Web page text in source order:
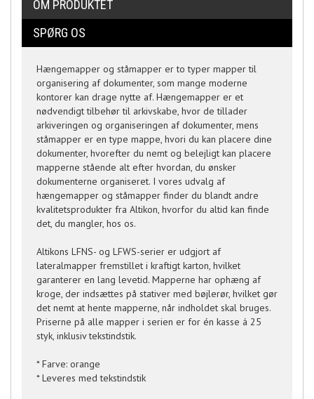
OM PRODUKTET
SPØRG OS
Hængemapper og ståmapper er to typer mapper til
organisering af dokumenter, som mange moderne
kontorer kan drage nytte af. Hængemapper er et
nødvendigt tilbehør til arkivskabe, hvor de tillader
arkiveringen og organiseringen af dokumenter, mens
ståmapper er en type mappe, hvori du kan placere dine
dokumenter, hvorefter du nemt og belejligt kan placere
mapperne stående alt efter hvordan, du ønsker
dokumenterne organiseret. I vores udvalg af
hængemapper og ståmapper finder du blandt andre
kvalitetsprodukter fra Altikon, hvorfor du altid kan finde
det, du mangler, hos os.
Altikons LFNS- og LFWS-serier er udgjort af
lateralmapper fremstillet i kraftigt karton, hvilket
garanterer en lang levetid. Mapperne har ophæng af
kroge, der indsættes på stativer med bøjlerør, hvilket gør
det nemt at hente mapperne, når indholdet skal bruges.
Priserne på alle mapper i serien er for én kasse á 25
styk, inklusiv tekstindstik.
* Farve: orange
* Leveres med tekstindstik